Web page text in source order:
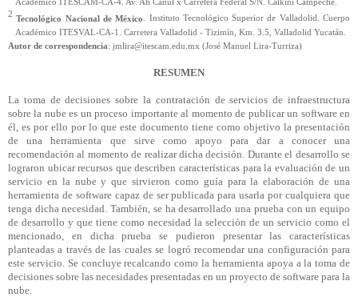
Académico ITESCAM-CA-4. Av. Ah Canul x Carretera Federal S/N. Calkiní Campeche.
2Tecnológico Nacional de México. Instituto Tecnológico Superior de Valladolid. Cuerpo
Académico ITESVAL-CA-1. Carretera Valladolid - Tizimín, Km. 3.5, Valladolid Yucatán.
Autor de correspondencia: jmlira@itescam.edu.mx (José Manuel Lira-Turriza)
RESUMEN
La toma de decisiones sobre la contratación de servicios de infraestructura
sobre la nube es un proceso importante al momento de publicar un software en
él, es por ello por lo que este documento tiene como objetivo la presentación
de una herramienta que sirve como apoyo para dar a conocer una
recomendación al momento de realizar dicha decisión. Durante el desarrollo se
lograron ubicar recursos que describen características para la evaluación de un
servicio en la nube y que sirvieron como guía para la elaboración de una
herramienta de software capaz de ser publicada para usarla por cualquiera que
tenga dicha necesidad. También, se ha desarrollado una prueba con un equipo
de desarrollo y que tiene como necesidad la selección de un servicio como el
mencionado, en dicha prueba se pudieron presentar las características
planteadas a través de las cuales se logró recomendar una configuración para
este servicio. Se concluye recalcando como la herramienta apoya a la toma de
decisiones sobre las necesidades presentadas en un proyecto de software para la
nube.